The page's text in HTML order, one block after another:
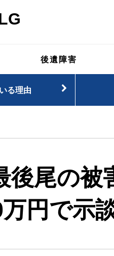
後遺障害
る理由
後尾の被
円で示